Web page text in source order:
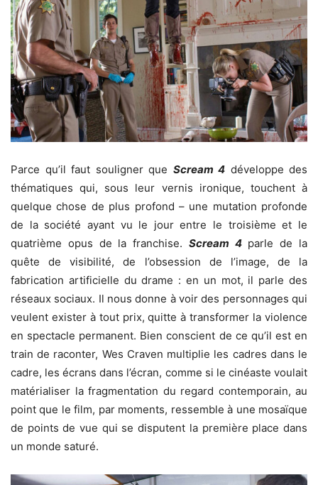
Parce qu’il faut souligner que Scream 4 développe des
thématiques qui, sous leur vernis ironique, touchent à
quelque chose de plus profond – une mutation profonde
de la société ayant vu le jour entre le troisième et le
quatrième opus de la franchise. Scream 4parle de la
quête de visibilité, de l’obsession de l’image, de la
fabrication artificielle du drame : en un mot, il parle des
réseaux sociaux. Il nous donne à voir des personnages qui
veulent exister à tout prix, quitte à transformer la violence
en spectacle permanent. Bien conscient de ce qu’il est en
train de raconter, Wes Craven multiplie les cadres dans le
cadre, les écrans dans l’écran, comme si le cinéaste voulait
matérialiser la fragmentation du regard contemporain, au
point que le film, par moments, ressemble à une mosaïque
de points de vue qui se disputent la première place dans
un monde saturé.